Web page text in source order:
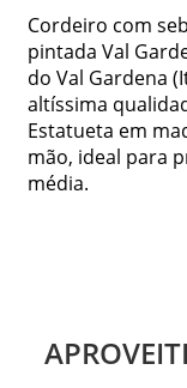
Cordeiro com
pintada Val
do Val Gardena
altíssima
Estatueta em
mão, ideal para
média.